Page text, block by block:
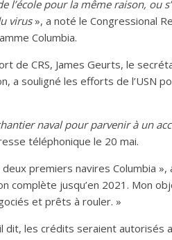
l’école pour la même raison, ou
virus », a noté le Congressional
Columbia.
de CRS, James Geurts, le
a souligné les efforts de l’USN
naval pour parvenir à un
téléphonique le 20 mai.
premiers navires Columbia »,
complète jusqu’en 2021. Mon
et prêts à rouler. »
dit, les crédits seraient autorisés